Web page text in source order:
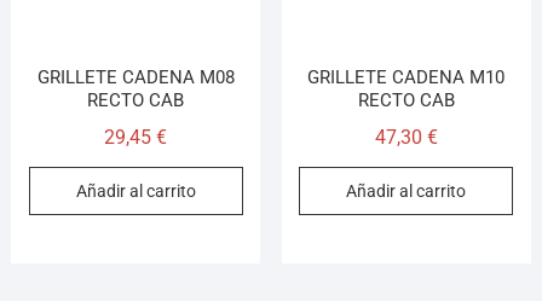
GRILLETE CADENA M08
RECTO CAB
29,45€
Añadir al carrito
GRILLETE CADENA M10
RECTO CAB
47,30 €
Añadir al carrito